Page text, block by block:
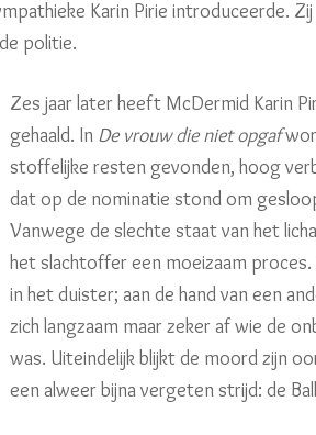
Karin Pirie introduceerde.
politie.
Zes jaar later heeft McDermid Karin
gehaald. In De vrouw die niet opgaf
stoffelijke resten gevonden, hoog
dat op de nominatie stond om
Vanwege de slechte staat van het
het slachtoffer een moeizaam
in het duister; aan de hand van een
zich langzaam maar zeker af wie de
was. Uiteindelijk blijkt de moord zijn
een alweer bijna vergeten strijd: de